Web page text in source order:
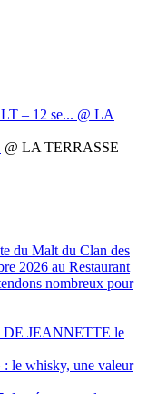
– 12 se... @ LA
@ LA TERRASSE
du Malt du Clan des
2026 au Restaurant
nombreux pour
JEANNETTE le
: le whisky, une valeur